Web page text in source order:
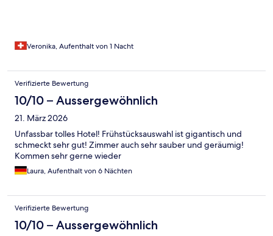
Veronika, Aufenthalt von 1 Nacht
Verifizierte Bewertung
10/10 – Aussergewöhnlich
21. März 2026
Unfassbar tolles Hotel! Frühstücksauswahl ist gigantisch und
schmeckt sehr gut! Zimmer auch sehr sauber und geräumig!
Kommen sehr gerne wieder
Laura, Aufenthalt von 6 Nächten
Verifizierte Bewertung
10/10 – Aussergewöhnlich